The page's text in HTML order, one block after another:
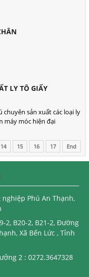
LY TÔ GIẤY
chuyên sản xuất các loại ly
máy móc hiện đại
14 15 16 17 End
nghiệp Phú An Thạnh,
2, B20-2, B21-2, Đường
Xã Bến Lức , Tỉnh
2 : 0272.3647328